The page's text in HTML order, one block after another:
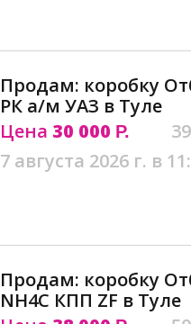
Продам: коробку
РК а/м УАЗ в Туле
Цена 30 000 Р.
7 августа 2026 г. в
Продам: коробку
NH4C КПП ZF в Туле